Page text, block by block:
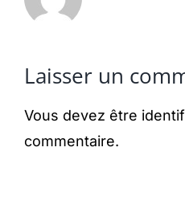
Laisser un
Vous devez être
commentaire.